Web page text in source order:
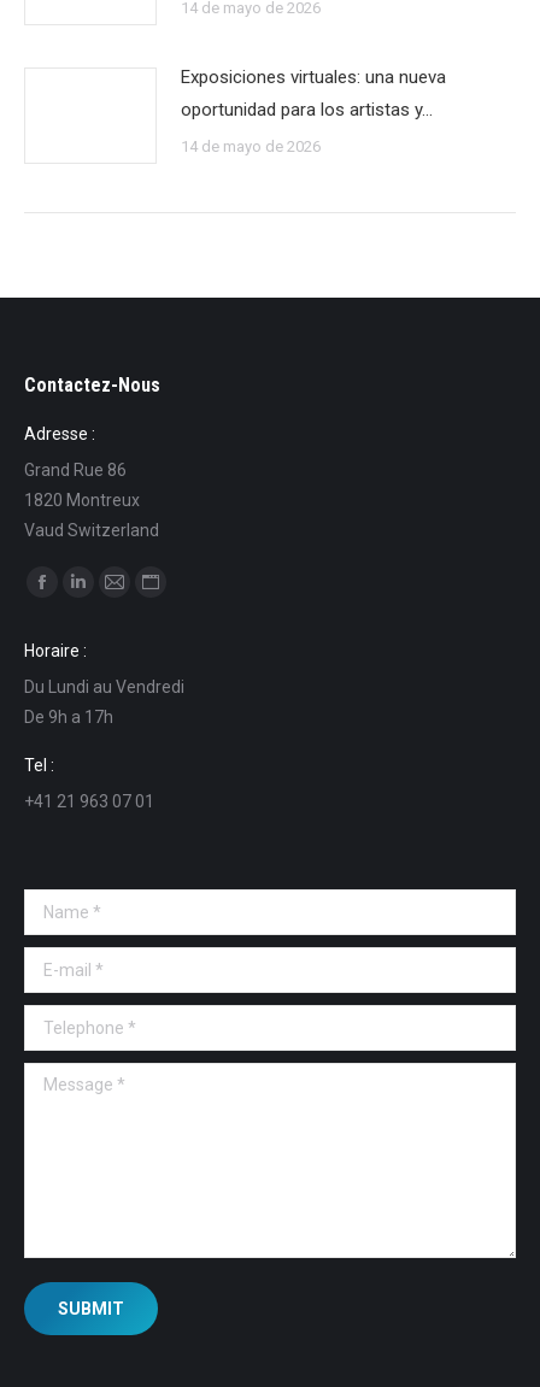
14 de mayo de 2026
Exposiciones virtuales: una nueva
oportunidad para los artistas y…
14 de mayo de 2026
Contactez-Nous
Adresse :
Grand Rue 86
1820 Montreux
Vaud Switzerland
Find us on:
opens
in
new
window
opens
in
new
in
in
Horaire :
Du Lundi au Vendredi
De 9h a 17h
Tel :
+41 21 963 07 01
Name *
E-mail *
Telephone *
Message *
SUBMIT